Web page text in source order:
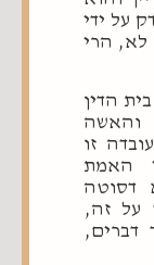
על ידי
לא, הרי
הדין
והאשה
זו
האמת
דסוטה
על זה,
דברים,